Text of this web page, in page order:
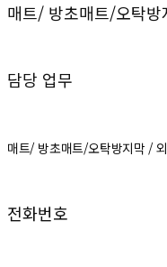
매트/ 방초매트/오탁
담당 업무
매트/ 방초매트/오탁방지막 /
전화번호